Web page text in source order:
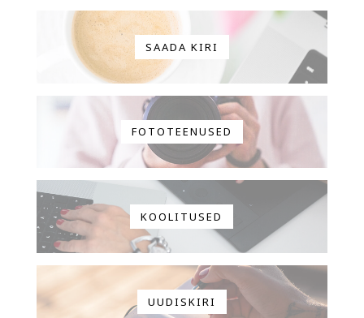
SAADA KIRI
FOTOTEENUSED
KOOLITUSED
UUDISKIRI